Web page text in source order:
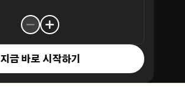
지금 바로 시작하기